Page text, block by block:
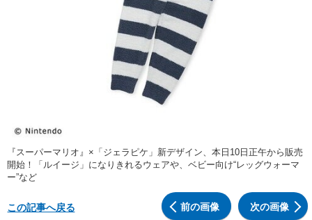
『スーパーマリオ』×「ジェラピケ」新デザイン、本日10日正午から販売
開始！「ルイージ」になりきれるウェアや、ベビー向け“レッグウォーマ
ー”など
前の画像 次の画像
この記事へ戻る